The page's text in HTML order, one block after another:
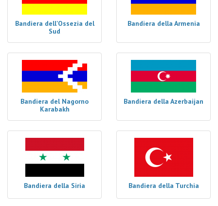
Bandiera dell'Ossezia del
Sud
Bandiera della Armenia
Bandiera del Nagorno
Karabakh
Bandiera della Azerbaijan
Bandiera della Siria Bandiera della Turchia